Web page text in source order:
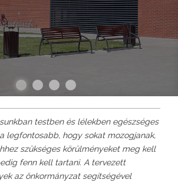
testben és lélekben egészséges
legfontosabb, hogy sokat mozogjanak,
szükséges körülményeket meg kell
fenn kell tartani. A tervezett
az önkormányzat segítségével